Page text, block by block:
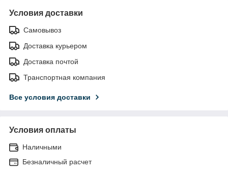
Условия доставки
Самовывоз
Доставка курьером
Доставка почтой
Транспортная компания
Все условия доставки
Условия оплаты
Наличными
Безналичный расчет